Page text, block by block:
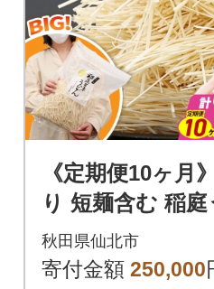
《定期便10ヶ月
り 短麺含む 稲庭
ん 800g×12を10
_ikd-111210
秋田県仙北市
寄付金額 250,000